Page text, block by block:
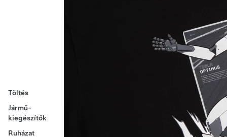
Töltés
Jármű-
kiegészítők
Ruházat